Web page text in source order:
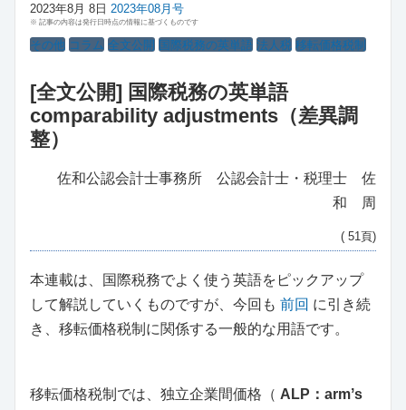
2023年8月 8日 2023年08月号
※ 記事の内容は発行日時点の情報に基づくものです
その他 コラム 全文公開 国際税務の英単語 法人税 移転価格税制
[全文公開] 国際税務の英単語
comparability adjustments（差異調
整）
佐和公認会計士事務所 公認会計士・税理士 佐
和 周
( 51頁)
本連載は、国際税務でよく使う英語をピックアップ
して解説していくものですが、今回も 前回 に引き続
き、移転価格税制に関係する一般的な用語です。
移転価格税制では、独立企業間価格（ ALP：armʼs